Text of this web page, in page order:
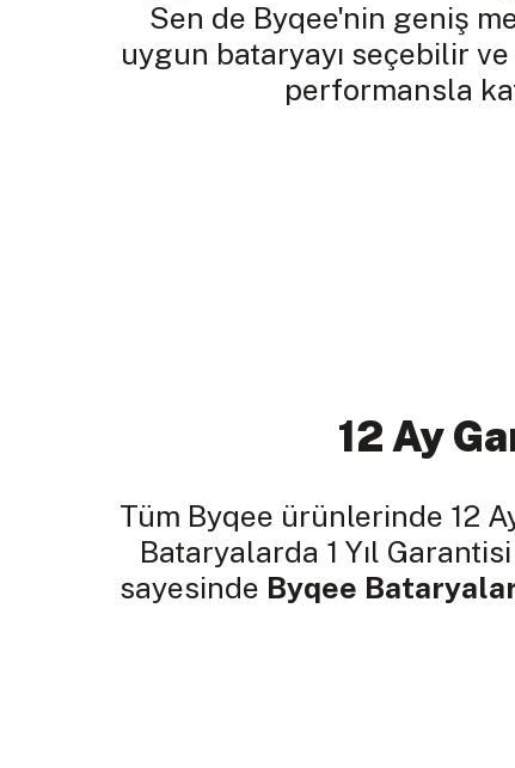
Sen de Byqee'nin geniş
uygun bataryayı seçebilir
performansla
12 Ay
Tüm Byqee ürünlerinde 12
Bataryalarda 1 Yıl
sayesinde Byqee